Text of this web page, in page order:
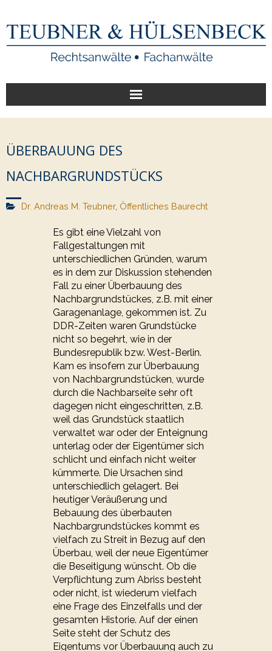
Start
Unsere Leistungen
Veröffentlichungen
Über uns
ÜBERBAUUNG DES
NACHBARGRUNDSTÜCKS
Dr. Andreas M. Teubner, Öffentliches Baurecht
Es gibt eine Vielzahl von
Fallgestaltungen mit
unterschiedlichen Gründen, warum
es in dem zur Diskussion stehenden
Fall zu einer Überbauung des
Nachbargrundstückes, z.B. mit einer
Garagenanlage, gekommen ist. Zu
DDR-Zeiten waren Grundstücke
nicht so begehrt, wie in der
Bundesrepublik bzw. West-Berlin.
Kam es insofern zur Überbauung
von Nachbargrundstücken, wurde
durch die Nachbarseite sehr oft
dagegen nicht eingeschritten, z.B.
weil das Grundstück staatlich
verwaltet war oder der Enteignung
unterlag oder der Eigentümer sich
schlicht und einfach nicht weiter
kümmerte. Die Ursachen sind
unterschiedlich gelagert. Bei
heutiger Veräußerung und
Bebauung des überbauten
Nachbargrundstückes kommt es
vielfach zu Streit in Bezug auf den
Überbau, weil der neue Eigentümer
die Beseitigung wünscht. Ob die
Verpflichtung zum Abriss besteht
oder nicht, ist wiederum vielfach
eine Frage des Einzelfalls und der
gesamten Historie. Auf der einen
Seite steht der Schutz des
Eigentums vor Überbauung auch zu